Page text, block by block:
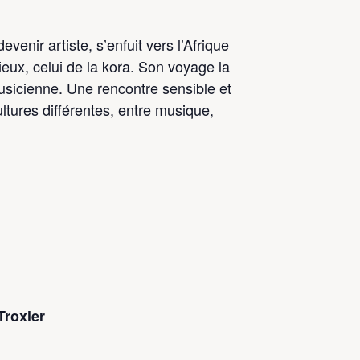
artiste, s’enfuit vers l’Afrique
celui de la kora. Son voyage la
Une rencontre sensible et
différentes, entre musique,